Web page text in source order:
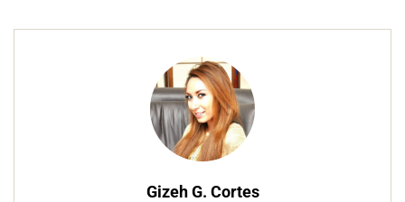
Gizeh G. Cortes